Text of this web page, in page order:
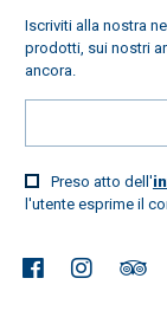
Iscriviti alla nostra
prodotti, sui nostri
ancora.
Preso atto dell'
l'utente esprime il